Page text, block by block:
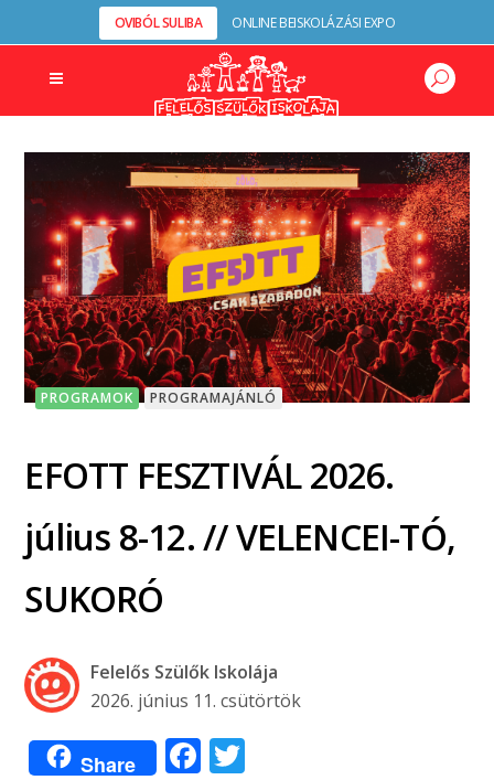
OVIBÓL SULIBA ONLINE BEISKOLÁZÁSI EXPO
PROGRAMOK PROGRAMAJÁNLÓ
EFOTT FESZTIVÁL 2026.
július 8-12. // VELENCEI-TÓ,
SUKORÓ
Felelős Szülők Iskolája
2026. június 11. csütörtök
Share Facebook